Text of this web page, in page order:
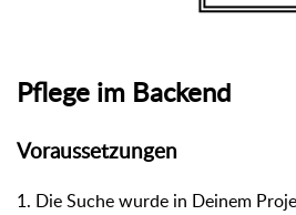
Pflege im Backend
Voraussetzungen
1. Die Suche wurde in Deinem